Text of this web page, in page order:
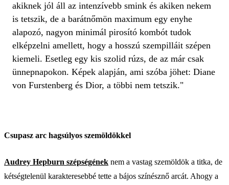
akiknek jól áll az intenzívebb smink és akiken nekem
is tetszik, de a barátnőmön maximum egy enyhe
alapozó, nagyon minimál pirosító kombót tudok
elképzelni amellett, hogy a hosszú szempilláit szépen
kiemeli. Esetleg egy kis szolid rúzs, de az már csak
ünnepnapokon. Képek alapján, ami szóba jöhet: Diane
von Furstenberg és Dior, a többi nem tetszik."
Csupasz arc hagsúlyos szemöldökkel
Audrey Hepburn szépségének nem a vastag szemöldök a titka, de
kétségtelenül karakteresebbé tette a bájos színésznő arcát. Ahogy a